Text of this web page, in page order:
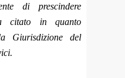
di prescindere
citato in quanto
Giurisdizione del